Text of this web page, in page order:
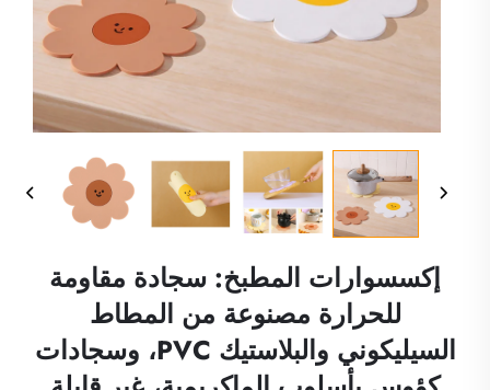
إكسسوارات المطبخ: سجادة مقاومة
للحرارة مصنوعة من المطاط
السيليكوني والبلاستيك PVC، وسجادات